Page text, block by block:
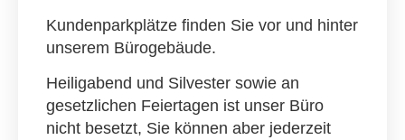
Kundenparkplätze finden Sie vor und hinter
unserem Bürogebäude.
Heiligabend und Silvester sowie an
gesetzlichen Feiertagen ist unser Büro
nicht besetzt, Sie können aber jederzeit